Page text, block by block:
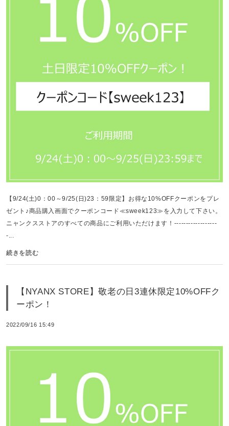
【9/24(土)0：00～9/25(日)23：59限定】お得な10%OFFクーポンをプレ
ゼント♪商品購入画面でクーポンコード≪sweek123≫を入力して下さい。
ニャンクスストアのすべての商品にご利用いただけます！------------------
-...
続きを読む
【NYANX STORE】敬老の日3連休限定10%OFFク
ーポン！
2022/09/16 15:49